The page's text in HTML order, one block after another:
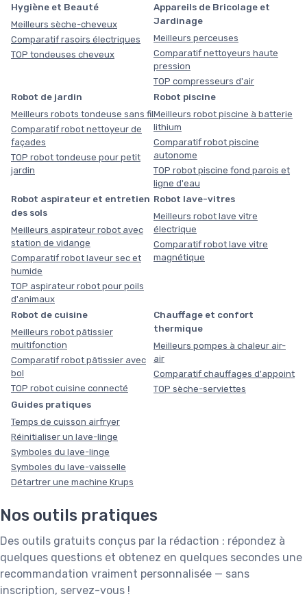
Hygiène et Beauté
Meilleurs sèche-cheveux
Comparatif rasoirs électriques
TOP tondeuses cheveux
Appareils de Bricolage et
Jardinage
Meilleurs perceuses
Comparatif nettoyeurs haute
pression
TOP compresseurs d'air
Robot de jardin
Meilleurs robots tondeuse sans fil
Comparatif robot nettoyeur de
façades
TOP robot tondeuse pour petit
jardin
Robot piscine
Meilleurs robot piscine à batterie
lithium
Comparatif robot piscine
autonome
TOP robot piscine fond parois et
ligne d'eau
Robot aspirateur et entretien
des sols
Meilleurs aspirateur robot avec
station de vidange
Comparatif robot laveur sec et
humide
TOP aspirateur robot pour poils
d'animaux
Robot lave-vitres
Meilleurs robot lave vitre
électrique
Comparatif robot lave vitre
magnétique
Robot de cuisine
Meilleurs robot pâtissier
multifonction
Comparatif robot pâtissier avec
bol
TOP robot cuisine connecté
Chauffage et confort
thermique
Meilleurs pompes à chaleur air-
air
Comparatif chauffages d'appoint
TOP sèche-serviettes
Guides pratiques
Temps de cuisson airfryer
Réinitialiser un lave-linge
Symboles du lave-linge
Symboles du lave-vaisselle
Détartrer une machine Krups
Nos outils pratiques
Des outils gratuits conçus par la rédaction : répondez à
quelques questions et obtenez en quelques secondes une
recommandation vraiment personnalisée — sans
inscription, servez-vous !